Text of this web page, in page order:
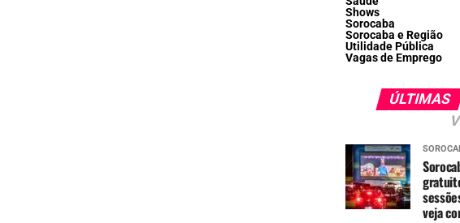
Shows
Sorocaba
Sorocaba e Região
Utilidade Pública
Vagas de Emprego
ÚLTIMAS
veja